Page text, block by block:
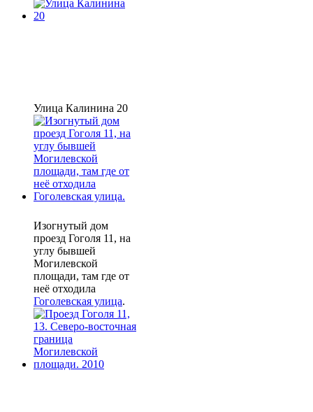
Улица Калинина 20
Изогнутый дом
проезд Гоголя 11, на
углу бывшей
Могилевской
площади, там где от
неё отходила
Гоголевская улица.